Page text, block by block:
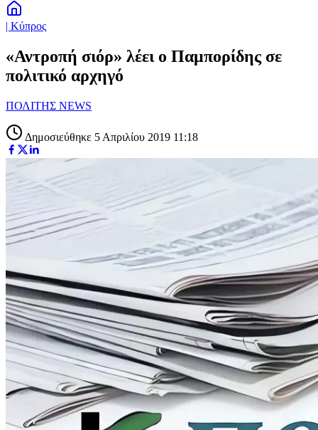
| Κύπρος
«Αντροπή σιόρ» λέει ο Παμπορίδης σε
πολιτικό αρχηγό
ΠΟΛΙΤΗΣ NEWS
Δημοσιεύθηκε 5 Απριλίου 2019 11:18